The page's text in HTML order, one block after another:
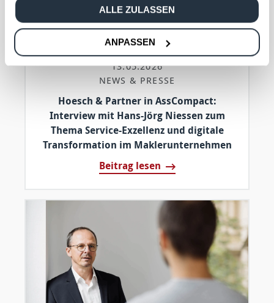
ALLE ZULASSEN
ANPASSEN
13.05.2026
NEWS & PRESSE
Hoesch & Partner in AssCompact:
Interview mit Hans-Jörg Niessen zum
Thema Service-Exzellenz und digitale
Transformation im Maklerunternehmen
Beitrag lesen